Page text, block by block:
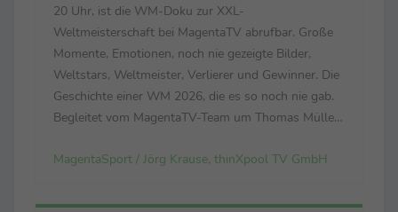
20 Uhr, ist die WM-Doku zur XXL-
Weltmeisterschaft bei MagentaTV abrufbar. Große
Momente, Emotionen, noch nie gezeigte Bilder,
Weltstars, Weltmeister, Verlierer und Gewinner. Die
Geschichte einer WM 2026, die es so noch nie gab.
Begleitet vom MagentaTV-Team um Thomas Müller,
Bundestrainer Jürgen Klopp. (Der Link zum
MagentaSport / Jörg Krause, thinXpool TV GmbH